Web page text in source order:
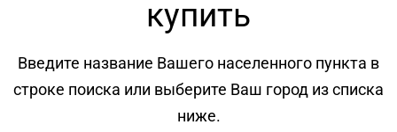
купить
Введите название Вашего населенного пункта в
строке поиска или выберите Ваш город из списка
ниже.